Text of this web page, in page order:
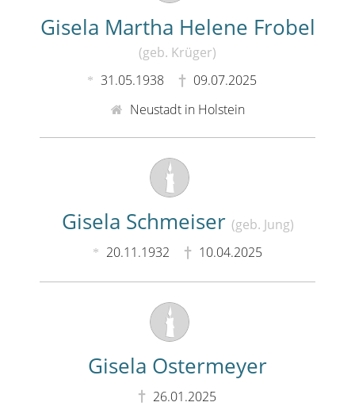
Gisela Martha Helene Frobel
(geb. Krüger)
31.05.1938
09.07.2025
Neustadt in Holstein
Gisela Schmeiser (geb. Jung)
20.11.1932
10.04.2025
Gisela Ostermeyer
26.01.2025